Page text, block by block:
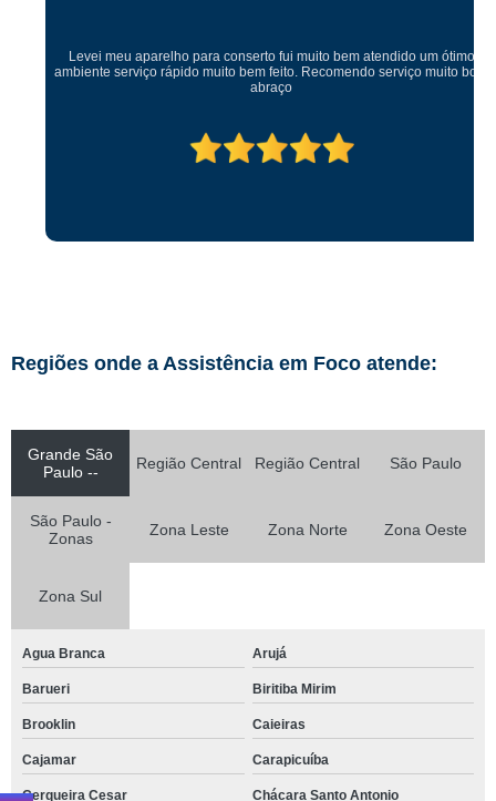
Levei meu aparelho para conserto fui muito bem atendido um ótimo
ambiente serviço rápido muito bem feito. Recomendo serviço muito bom
abraço
Regiões onde a Assistência em Foco atende:
Grande São
Paulo --
Região Central Região Central São Paulo
São Paulo -
Zonas
Zona Leste Zona Norte Zona Oeste
Zona Sul
Agua Branca Arujá
Barueri Biritiba Mirim
Brooklin Caieiras
Cajamar Carapicuíba
Cerqueira Cesar Chácara Santo Antonio